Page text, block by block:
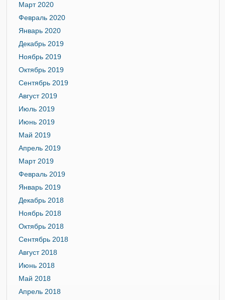
Март 2020
Февраль 2020
Январь 2020
Декабрь 2019
Ноябрь 2019
Октябрь 2019
Сентябрь 2019
Август 2019
Июль 2019
Июнь 2019
Май 2019
Апрель 2019
Март 2019
Февраль 2019
Январь 2019
Декабрь 2018
Ноябрь 2018
Октябрь 2018
Сентябрь 2018
Август 2018
Июнь 2018
Май 2018
Апрель 2018